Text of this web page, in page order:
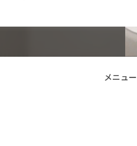
メニュー